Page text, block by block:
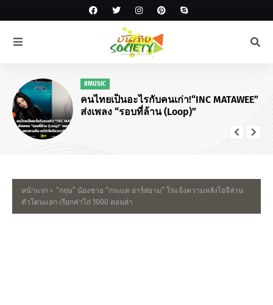
#MUSIC
คนไทยเป็นอะไรกับคนเก่า!“INC MATAWEE”
ส่งเพลง “รอบที่ล้าน (Loop)”
หน้าแรก
“กฤษ” น้องชาย “กระแต อาร์สยาม” โร่แจ้งความหลังไอจีส่วน
ตัวโดนแฮก เรียกค่าไถ่ 1000 ดอนล่า